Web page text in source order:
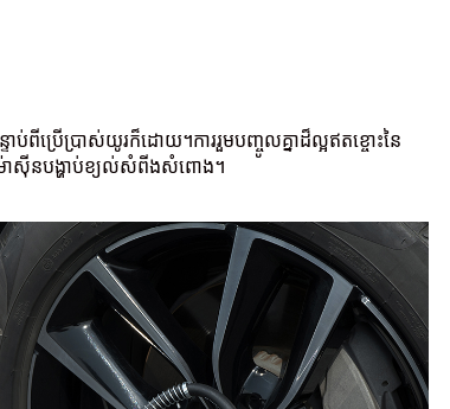
ពីប្រើប្រាស់យូរក៏ដោយ។ការរួមបញ្ចូលគ្នាដ៏ល្អឥតខ្ចោះនៃ
ម៉ាស៊ីនបង្ហាប់ខ្យល់សំពីងសំពោង។